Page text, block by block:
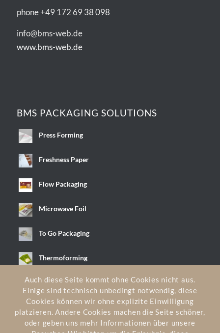
phone +49 172 69 38 098
info@bms-web.de
www.bms-web.de
BMS PACKAGING SOLUTIONS
Press Forming
Freshness Paper
Flow Packaging
Microwave Foil
To Go Packaging
Thermoforming
PACKAGING NEWS
Auch diese Seite kommt ohne Cookies nicht aus.
Einige sind technisch unbedingt notwendig, diese
Cookies können wir ohne explizite Einwilligung
platzieren. Andere Cookies machen die Seite schöner,
oder geben uns mehr Informationen über unsere